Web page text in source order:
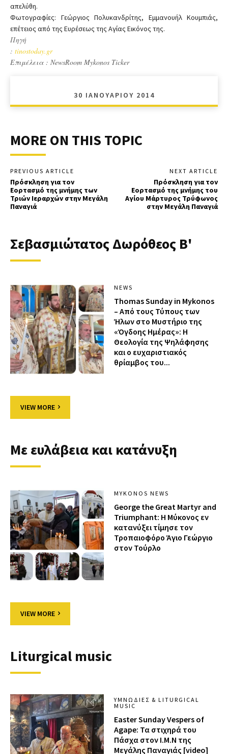
απελύθη.
Φωτογραφίες: Γεώργιος Πολυκανδρίτης, Εμμανουήλ Κουμπιάς,
επέτειος από της Ευρέσεως της Αγίας Εικόνος της.
Πηγή
: tinostoday.gr
Επιμέλεια : NewsRoom Mykonos Ticker
30 ΙΑΝΟΥΑΡΊΟΥ 2014
MORE ON THIS TOPIC
PREVIOUS ARTICLE
Πρόσκληση για τον
Εορτασμό της μνήμης των
Τριών Ιεραρχών στην Μεγάλη
Παναγιά
NEXT ARTICLE
Πρόσκληση για τον
Εορτασμό της μνήμης του
Αγίου Μάρτυρος Τρύφωνος
στην Μεγάλη Παναγιά
Σεβασμιώτατος Δωρόθεος Β'
NEWS
Thomas Sunday in Mykonos
– Από τους Τύπους των
Ήλων στο Μυστήριο της
«Όγδοης Ημέρας»: Η
Θεολογία της Ψηλάφησης
και ο ευχαριστιακός
θρίαμβος του...
VIEW MORE
Με ευλάβεια και κατάνυξη
MYKONOS NEWS
George the Great Martyr and
Triumphant: Η Μύκονος εν
κατανύξει τίμησε τον
Τροπαιοφόρο Άγιο Γεώργιο
στον Τούρλο
VIEW MORE
Liturgical music
ΥΜΝΩΔΊΕΣ & LITURGICAL
MUSIC
Easter Sunday Vespers of
Agape: Τα στιχηρά του
Πάσχα στον Ι.Μ.Ν της
Μεγάλης Παναγιάς [video]